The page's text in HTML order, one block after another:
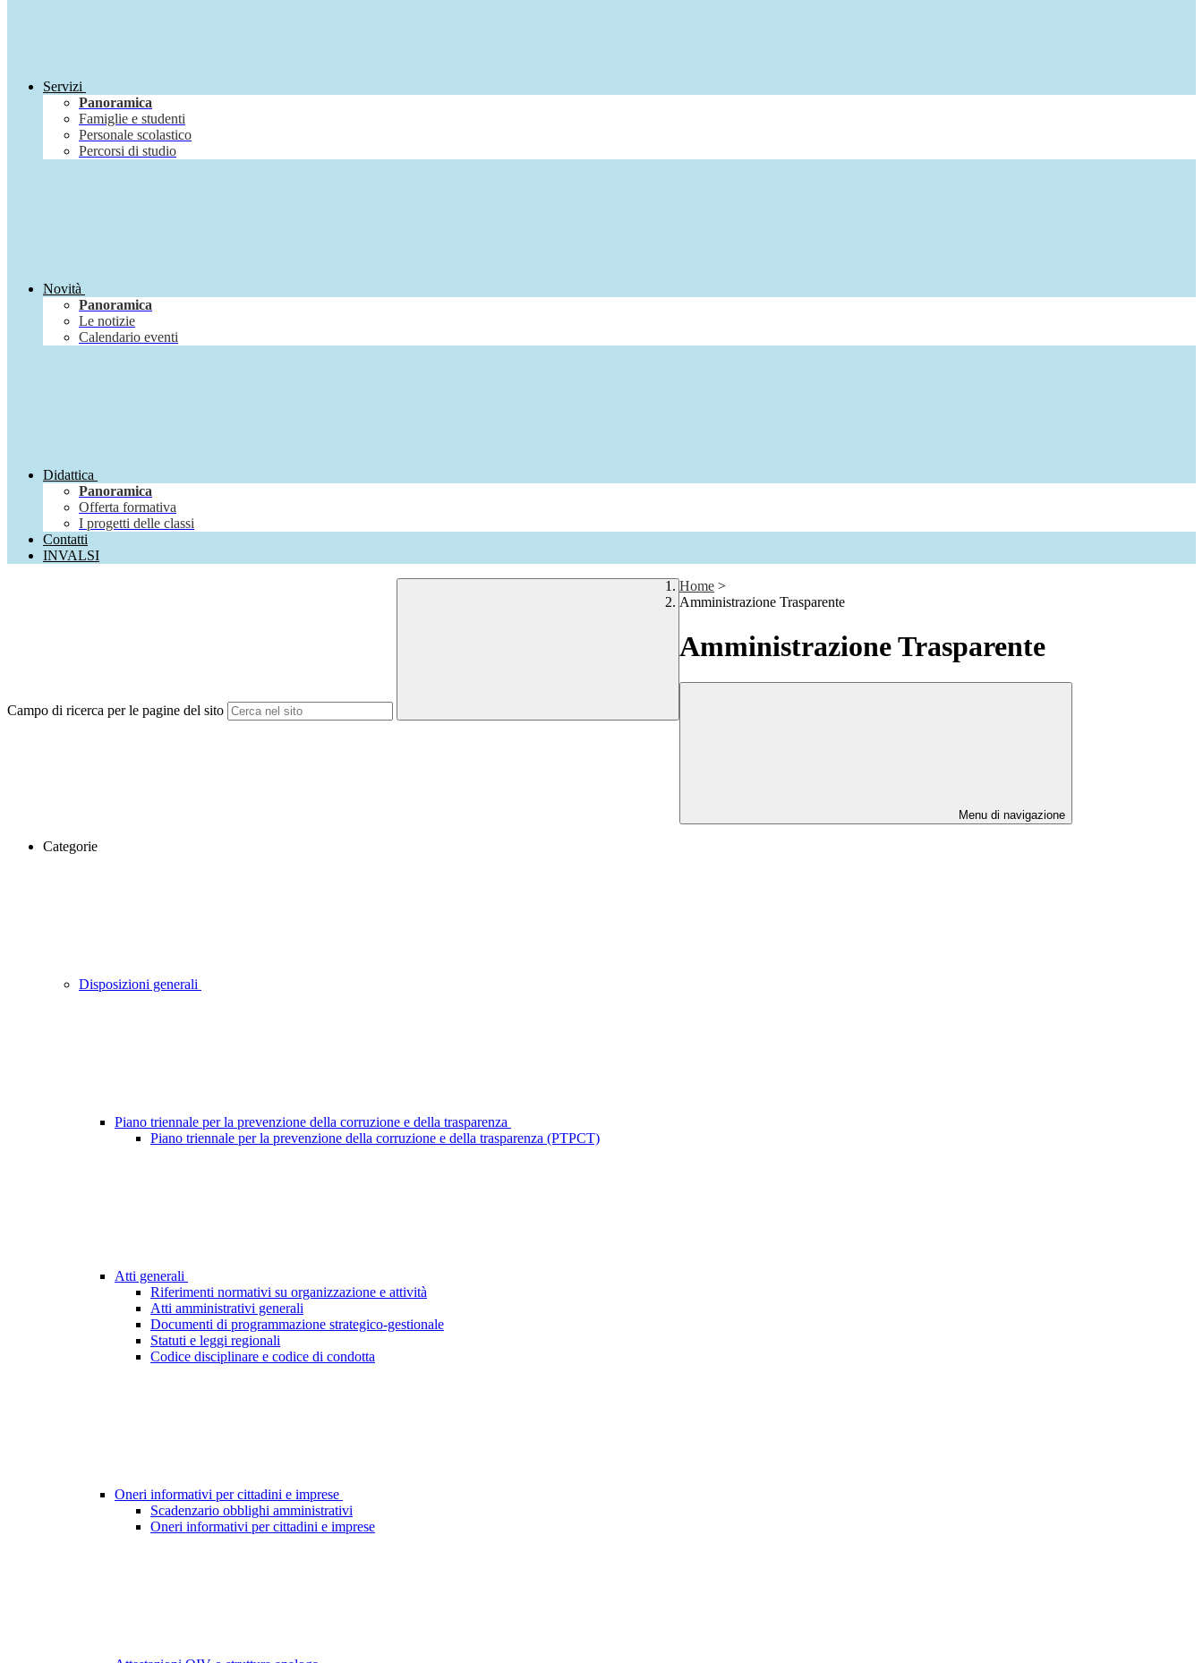
Servizi
Panoramica
Famiglie e studenti
Personale scolastico
Percorsi di studio
Novità
Panoramica
Le notizie
Calendario eventi
Didattica
Panoramica
Offerta formativa
I progetti delle classi
Contatti
INVALSI
Campo di ricerca per le pagine del sito
Home >
Amministrazione Trasparente
Amministrazione Trasparente
Menu di navigazione
Categorie
Disposizioni generali
Piano triennale per la prevenzione della corruzione e della trasparenza
Piano triennale per la prevenzione della corruzione e della trasparenza (PTPCT)
Atti generali
Riferimenti normativi su organizzazione e attività
Atti amministrativi generali
Documenti di programmazione strategico-gestionale
Statuti e leggi regionali
Codice disciplinare e codice di condotta
Oneri informativi per cittadini e imprese
Scadenzario obblighi amministrativi
Oneri informativi per cittadini e imprese